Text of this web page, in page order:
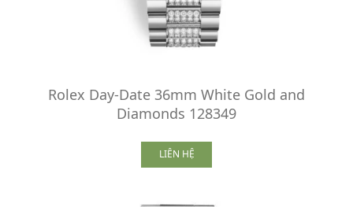
Rolex Day-Date 36mm White Gold and
Diamonds 128349
LIÊN HỆ